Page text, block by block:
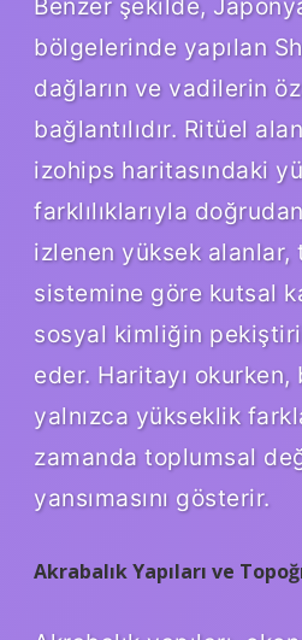
Benzer şekilde,
bölgelerinde yapılan
dağların ve vadilerin
bağlantılıdır. Ritüel
izohips haritasındaki
farklılıklarıyla
izlenen yüksek
sistemine göre kutsal
sosyal kimliğin
eder. Haritayı
yalnızca yükseklik
zamanda toplumsal
yansımasını gösterir.
Akrabalık Yapıları ve